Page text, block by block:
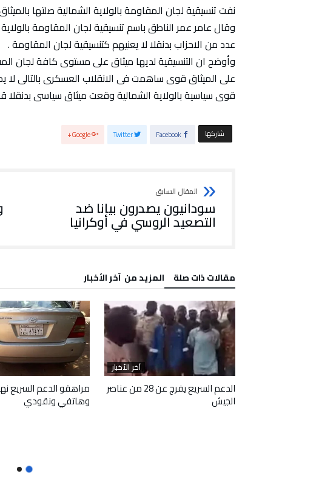
نفت تنسيقية لجان المقاومة بالولاية الشمالية صلتها
وقال عامر عمر الناطق باسم تنسيقية لجان المقاومة
عدد من الاحزاب بدنقلا لا يعنيهم كتنسيقية لجان المقاومة .
وأوضح ان التنسيقية لديها ميثاق على مستوى كافة لجان
على الميثاق قوى ساهمت فى الانقلاب العسكرى بالتالى لا
قوى سياسية بالولاية الشمالية وقعت ميثاق سياسى بدنقلا
‫‫ شاركها‬ Facebook
Twitter
Google+
سودانيون يصدرون بيانا ضد
التصعيد الروسي في أوكرانيا
‫مقالات ذات صلة‬ ‫المزيد من ‬ آخر الأخبار
آخر الأخبار
الدعم السريع يفرج عن 28 من عناصر
الجيش
مراهقو الدعم السريع
وهاتفي ونقودي